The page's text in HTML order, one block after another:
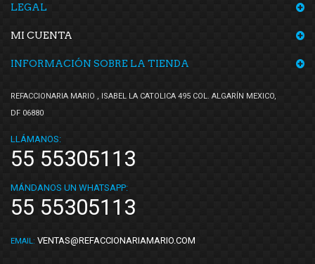
LEGAL
MI CUENTA
INFORMACIÓN SOBRE LA TIENDA
REFACCIONARIA MARIO , ISABEL LA CATOLICA 495 COL. ALGARÍN MEXICO,
DF 06880
LLÁMANOS:
55 55305113
MÁNDANOS UN WHATSAPP:
55 55305113
EMAIL: VENTAS@REFACCIONARIAMARIO.COM